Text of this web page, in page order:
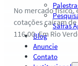
Safras
Blog
Anuncie
Contato
No mercado físico,
cotações caíram de
116,00. Em Rio